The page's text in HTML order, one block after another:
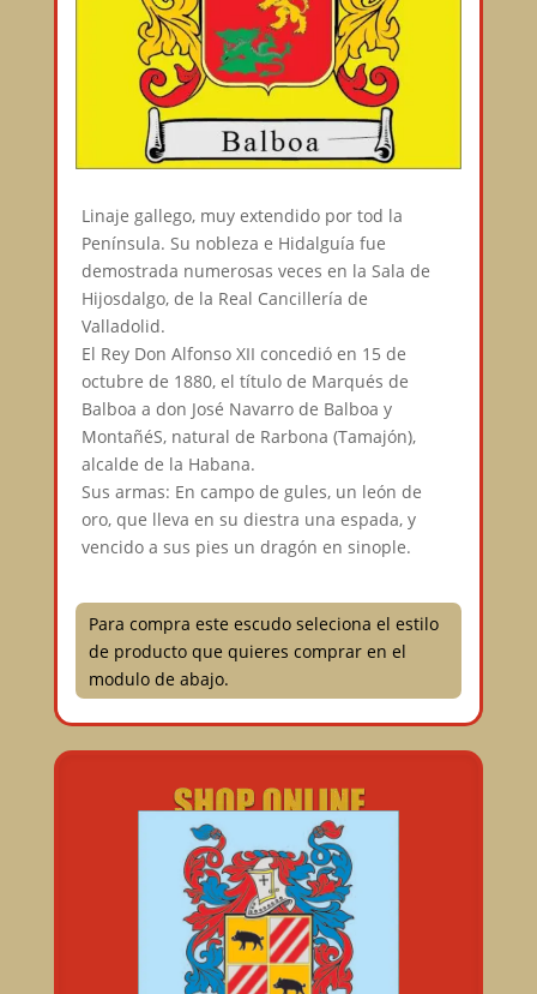
Linaje gallego, muy extendido por tod la
Península. Su nobleza e Hidalguía fue
demostrada numerosas veces en la Sala de
Hijosdalgo, de la Real Cancillería de
Valladolid.
El Rey Don Alfonso XII concedió en 15 de
octubre de 1880, el título de Marqués de
Balboa a don José Navarro de Balboa y
MontañéS, natural de Rarbona (Tamajón),
alcalde de la Habana.
Sus armas: En campo de gules, un león de
oro, que lleva en su diestra una espada, y
vencido a sus pies un dragón en sinople.
Para compra este escudo seleciona el estilo
de producto que quieres comprar en el
modulo de abajo.